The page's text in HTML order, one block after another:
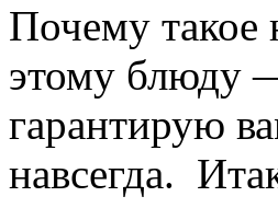
Почему такое
этому блюду
гарантирую
навсегда.